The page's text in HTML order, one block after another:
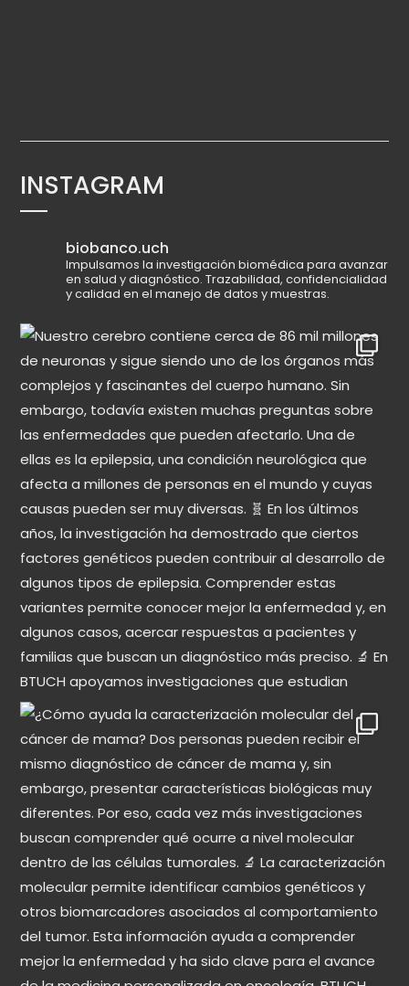
INSTAGRAM
biobanco.uch
Impulsamos la investigación biomédica para avanzar
en salud y diagnóstico. Trazabilidad, confidencialidad
y calidad en el manejo de datos y muestras.